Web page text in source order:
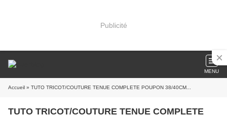
Publicité
MENU
Accueil » TUTO TRICOT/COUTURE TENUE COMPLETE POUPON 38/40CM...
TUTO TRICOT/COUTURE TENUE COMPLETE